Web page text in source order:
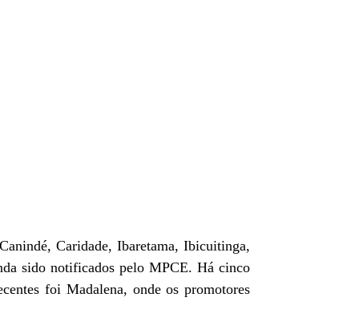
Caridade, Ibaretama, Ibicuitinga,
sido notificados pelo MPCE. Há cinco
foi Madalena, onde os promotores